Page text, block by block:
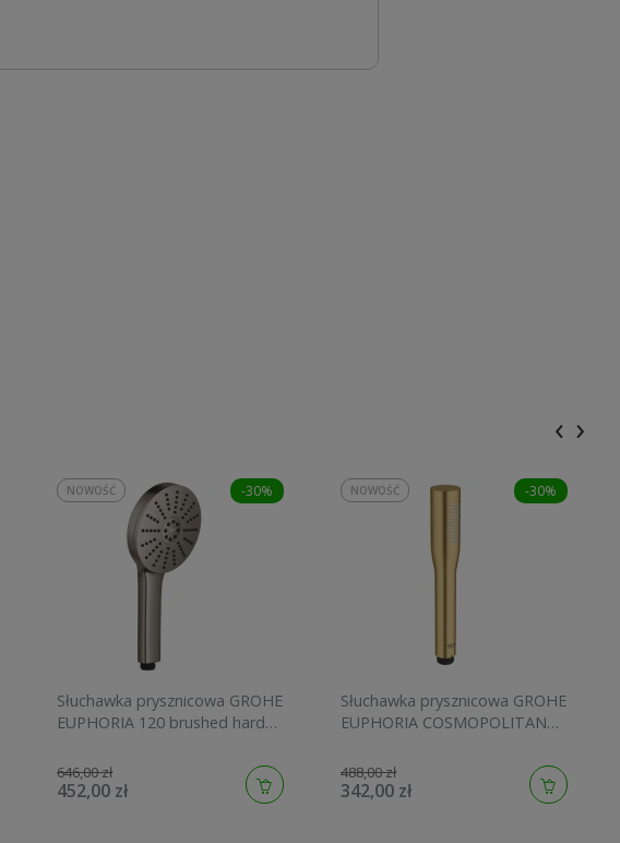
-30%
Słuchawka prysznicowa GROHE
EUPHORIA 120 brushed hard
646,00 zł
452,00 zł
NOWOŚĆ -30%
Słuchawka prysznicowa GROHE
EUPHORIA COSMOPOLITAN
27400GN0
488,00 zł
342,00 zł
NOWOŚĆ
‹ ›